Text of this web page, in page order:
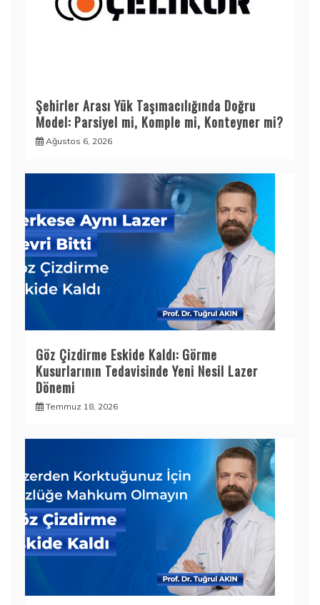
Şehirler Arası Yük Taşımacılığında Doğru
Model: Parsiyel mi, Komple mi, Konteyner mi?
Ağustos 6, 2026
Göz Çizdirme Eskide Kaldı: Görme
Kusurlarının Tedavisinde Yeni Nesil Lazer
Dönemi
Temmuz 18, 2026